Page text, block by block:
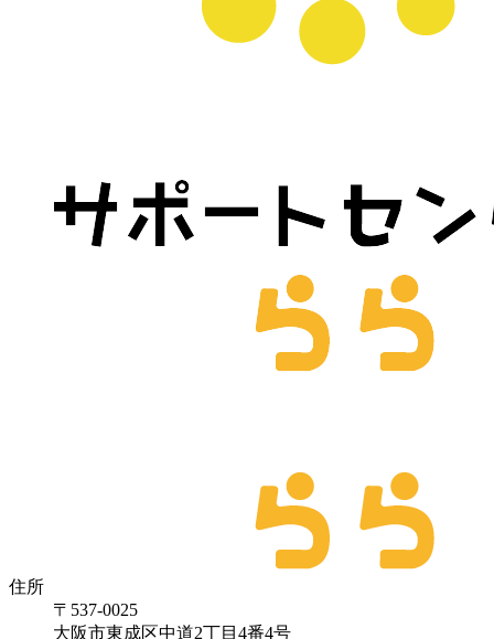
住所
〒537-0025
大阪市東成区中道2丁目4番4号